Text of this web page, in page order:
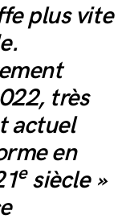
plus vite
très
actuel
en
esiècle »